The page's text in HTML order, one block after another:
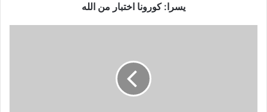
يسرا: كورونا اختبار من الله